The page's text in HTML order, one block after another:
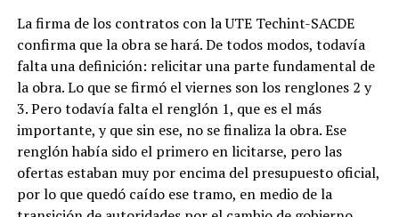
La firma de los contratos con la UTE Techint-SACDE
confirma que la obra se hará. De todos modos, todavía
falta una definición: relicitar una parte fundamental de
la obra. Lo que se firmó el viernes son los renglones 2 y
3. Pero todavía falta el renglón 1, que es el más
importante, y que sin ese, no se finaliza la obra. Ese
renglón había sido el primero en licitarse, pero las
ofertas estaban muy por encima del presupuesto oficial,
por lo que quedó caído ese tramo, en medio de la